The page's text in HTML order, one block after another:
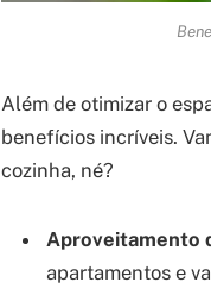
Além de otimizar o
benefícios incríveis.
cozinha, né?
Aproveitamento
apartamentos e